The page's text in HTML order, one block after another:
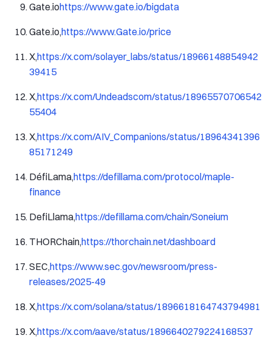
Gate.iohttps://www.gate.io/bigdata
Gate.io,https://www.Gate.io/price
X,https://x.com/solayer_labs/status/18966148854942
39415
X,https://x.com/Undeadscom/status/18965570706542
55404
X,https://x.com/AIV_Companions/status/18964341396
85171249
DéfiLama,https://defillama.com/protocol/maple-
finance
DefiLlama,https://defillama.com/chain/Soneium
THORChain,https://thorchain.net/dashboard
SEC,https://www.sec.gov/newsroom/press-
releases/2025-49
X,https://x.com/solana/status/1896618164743794981
X,https://x.com/aave/status/1896640279224168537